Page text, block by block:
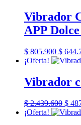
$
Vibrador
APP
$805.900 El
precio
era:
$
$
¡Oferta!
Vibrador
$2.439.600 El
$
¡Oferta!